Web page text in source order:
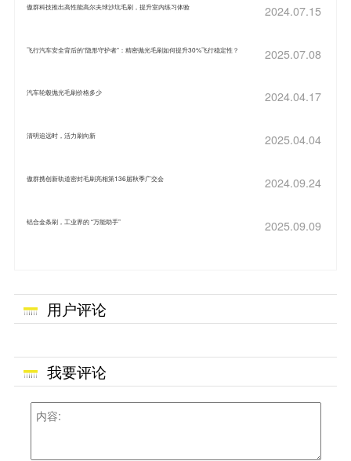
傲群科技推出高性能高尔夫球沙坑毛刷，提升室内练习体验 2024.07.15
飞行汽车安全背后的“隐形守护者”：精密抛光毛刷如何提升30%飞行稳定性？ 2025.07.08
汽车轮毂抛光毛刷价格多少 2024.04.17
清明追远时，活力刷向新 2025.04.04
傲群携创新轨道密封毛刷亮相第136届秋季广交会 2024.09.24
铝合金条刷，工业界的 “万能助手” 2025.09.09
用户评论
我要评论